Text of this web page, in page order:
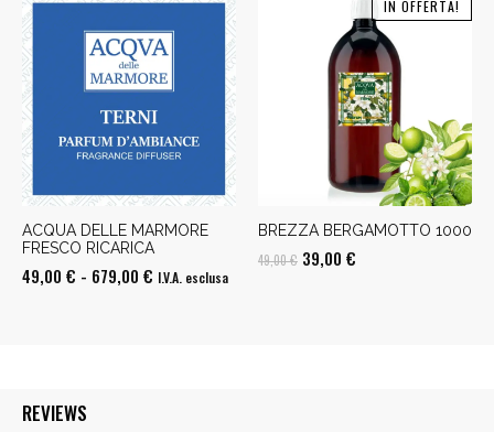
ACQUA DELLE MARMORE
FRESCO RICARICA
49,00 € - 679,00 € Fascia
I.V.A. esclusa
IN OFFERTA!
BREZZA BERGAMOTTO 1000
49,00€ Il
39,00 €
REVIEWS